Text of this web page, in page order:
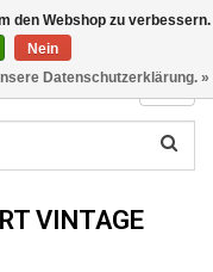
VINTAGE
den Webshop zu verbessern.
Nein
Datenschutzerklärung. »